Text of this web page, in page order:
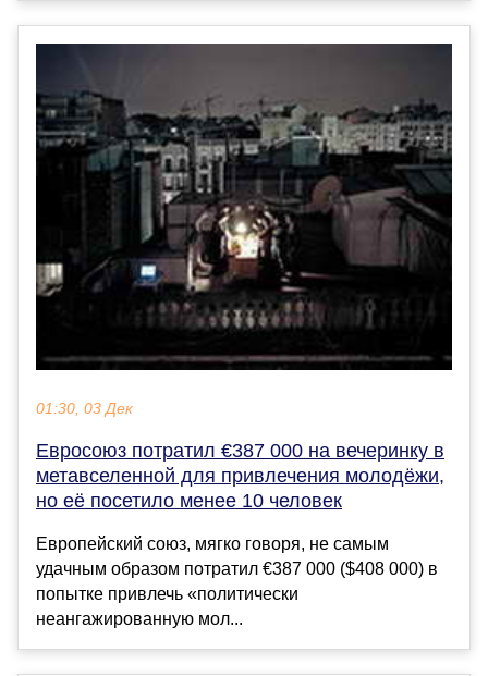
01:30, 03 Дек
Евросоюз потратил €387 000 на вечеринку в
метавселенной для привлечения молодёжи,
но её посетило менее 10 человек
Европейский союз, мягко говоря, не самым
удачным образом потратил €387 000 ($408 000) в
попытке привлечь «политически
неангажированную мол...